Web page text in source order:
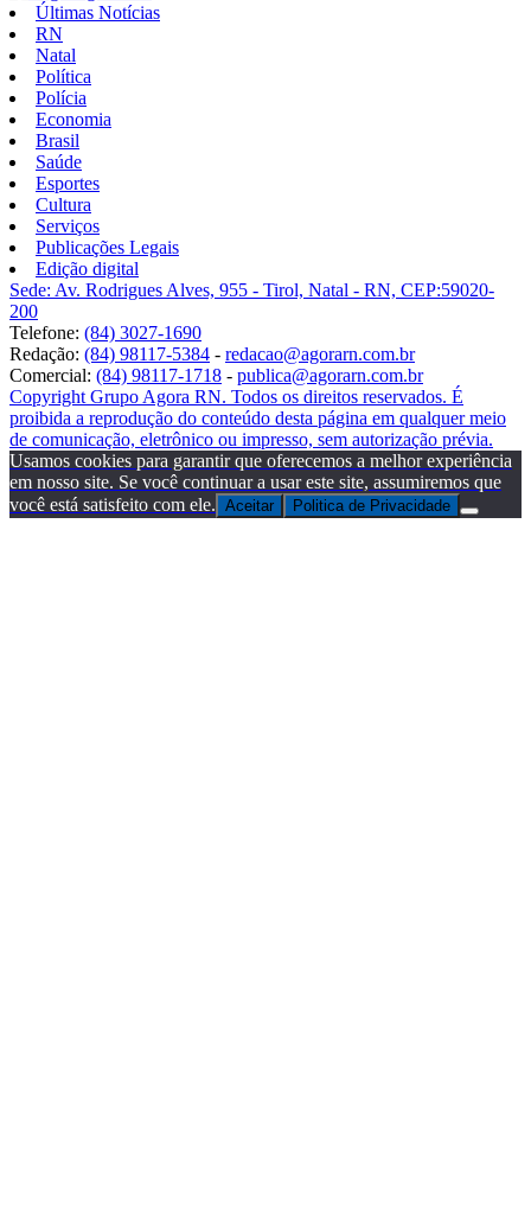
Últimas Notícias
RN
Natal
Política
Polícia
Economia
Brasil
Saúde
Esportes
Cultura
Serviços
Publicações Legais
Edição digital
Sede: Av. Rodrigues Alves, 955 - Tirol, Natal - RN, CEP:59020-
200
Telefone: (84) 3027-1690
Redação: (84) 98117-5384 - redacao@agorarn.com.br
Comercial: (84) 98117-1718 - publica@agorarn.com.br
Copyright Grupo Agora RN. Todos os direitos reservados. É
proibida a reprodução do conteúdo desta página em qualquer meio
de comunicação, eletrônico ou impresso, sem autorização prévia.
Usamos cookies para garantir que oferecemos a melhor experiência
em nosso site. Se você continuar a usar este site, assumiremos que
você está satisfeito com ele. Aceitar Politica de Privacidade